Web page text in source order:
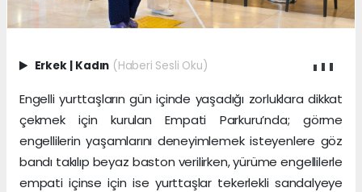
Erkek | Kadın (Haberi Sesli Oku)
Engelli yurttaşların gün içinde yaşadığı zorluklara dikkat
çekmek için kurulan Empati Parkuru’nda; görme
engellilerin yaşamlarını deneyimlemek isteyenlere göz
bandı takılıp beyaz baston verilirken, yürüme engellilerle
empati içinse için ise yurttaşlar tekerlekli sandalyeye